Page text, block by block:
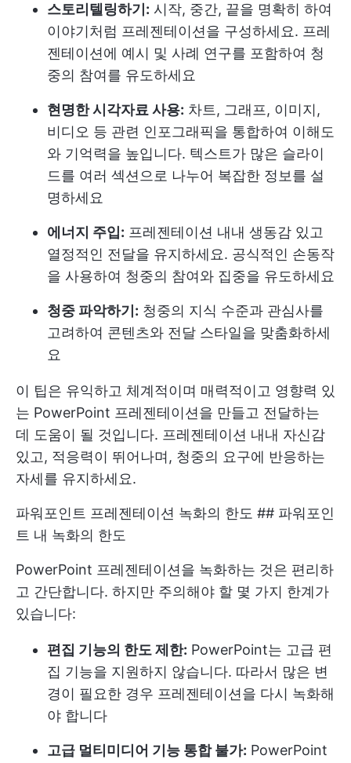
스토리텔링하기: 시작, 중간, 끝을 명확히 하여
이야기처럼 프레젠테이션을 구성하세요. 프레
젠테이션에 예시 및 사례 연구를 포함하여 청
중의 참여를 유도하세요
현명한 시각자료 사용: 차트, 그래프, 이미지,
비디오 등 관련 인포그래픽을 통합하여 이해도
와 기억력을 높입니다. 텍스트가 많은 슬라이
드를 여러 섹션으로 나누어 복잡한 정보를 설
명하세요
에너지 주입: 프레젠테이션 내내 생동감 있고
열정적인 전달을 유지하세요. 공식적인 손동작
을 사용하여 청중의 참여와 집중을 유도하세요
청중 파악하기: 청중의 지식 수준과 관심사를
고려하여 콘텐츠와 전달 스타일을 맞춤화하세
요
이 팁은 유익하고 체계적이며 매력적이고 영향력 있
는 PowerPoint 프레젠테이션을 만들고 전달하는
데 도움이 될 것입니다. 프레젠테이션 내내 자신감
있고, 적응력이 뛰어나며, 청중의 요구에 반응하는
자세를 유지하세요.
파워포인트 프레젠테이션 녹화의 한도 ## 파워포인
트 내 녹화의 한도
PowerPoint 프레젠테이션을 녹화하는 것은 편리하
고 간단합니다. 하지만 주의해야 할 몇 가지 한계가
있습니다:
편집 기능의 한도 제한: PowerPoint는 고급 편
집 기능을 지원하지 않습니다. 따라서 많은 변
경이 필요한 경우 프레젠테이션을 다시 녹화해
야 합니다
고급 멀티미디어 기능 통합 불가: PowerPoint